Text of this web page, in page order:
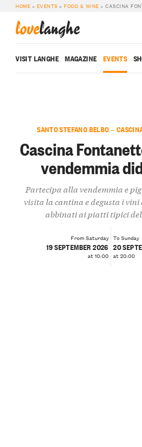
HOME » EVENTS »FOOD & WINE »CASCINA FONTANETTE:
lovelanghe
VISIT LANGHE MAGAZINE EVENTS
SANTO STEFANO BELBO —
Cascina
vendemmia
Partecipa alla vendemmia e
visita la cantina e degusta i
abbinati ai piatti tipici
From Saturday
19 SEPTEMBER 2026
at 10:00
To Sunday
20
at 20:00